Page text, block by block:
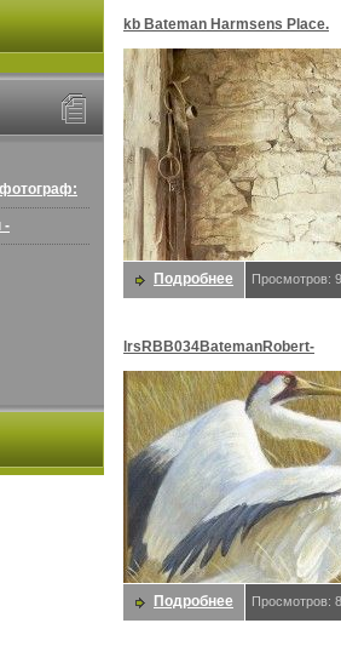
...
-
kb Bateman Harmsens Place.
Bateman, Роберт
Подробнее Просмотров:
lrsRBB034BatemanRobert-
WhoopingCrane. Bateman,
Подробнее Просмотров: